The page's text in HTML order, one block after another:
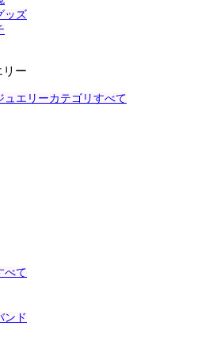
ッズ
リー
ュエリーカテゴリすべて
べて
ンド